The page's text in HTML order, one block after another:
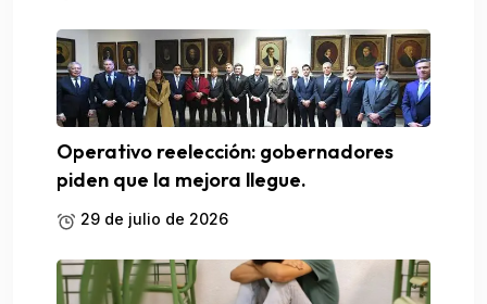
Operativo reelección: gobernadores
piden que la mejora llegue.
29 de julio de 2026